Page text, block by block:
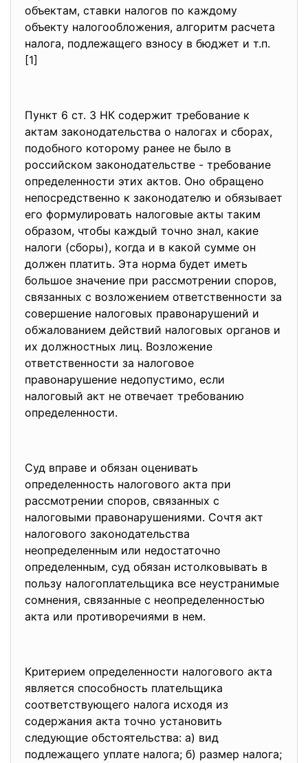
объектам, ставки налогов по каждому
объекту налогообложения, алгоритм расчета
налога, подлежащего взносу в бюджет и т.п.
[1]
Пункт 6 ст. 3 НК содержит требование к
актам законодательства о налогах и сборах,
подобного которому ранее не было в
российском законодательстве - требование
определенности этих актов. Оно обращено
непосредственно к законодателю и обязывает
его формулировать налоговые акты таким
образом, чтобы каждый точно знал, какие
налоги (сборы), когда и в какой сумме он
должен платить. Эта норма будет иметь
большое значение при рассмотрении споров,
связанных с возложением ответственности за
совершение налоговых правонарушений и
обжалованием действий налоговых органов и
их должностных лиц. Возложение
ответственности за налоговое
правонарушение недопустимо, если
налоговый акт не отвечает требованию
определенности.
Суд вправе и обязан оценивать
определенность налогового акта при
рассмотрении споров, связанных с
налоговыми правонарушениями. Сочтя акт
налогового законодательства
неопределенным или недостаточно
определенным, суд обязан истолковывать в
пользу налогоплательщика все неустранимые
сомнения, связанные с неопределенностью
акта или противоречиями в нем.
Критерием определенности налогового акта
является способность плательщика
соответствующего налога исходя из
содержания акта точно установить
следующие обстоятельства: а) вид
подлежащего уплате налога; б) размер налога;